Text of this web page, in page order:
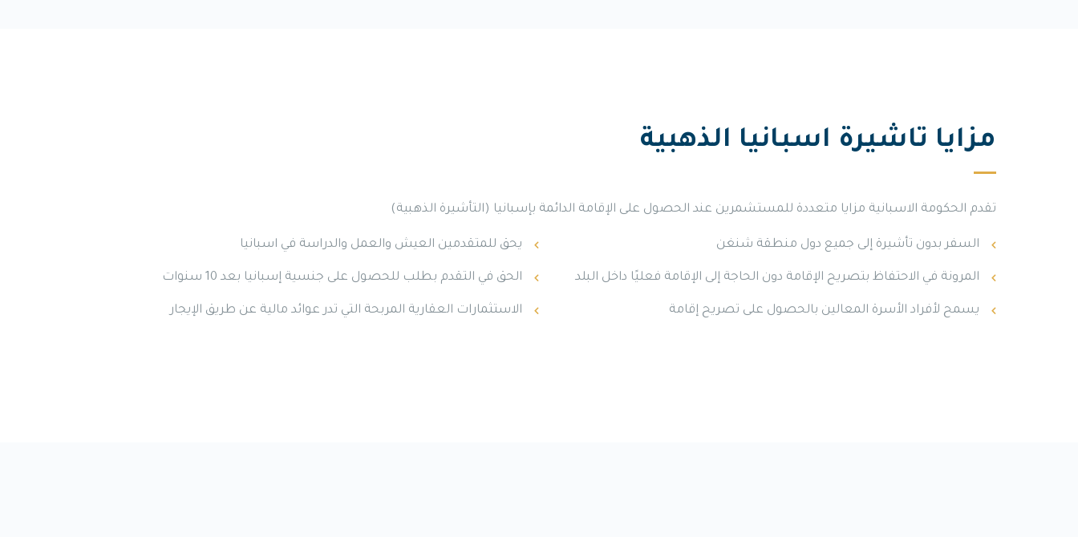
مزايا تاشيرة اسبانيا الذهبية
تقدم الحكومة الاسبانية مزايا متعددة للمستشمرين عند الحصول على الإقامة الدائمة بإسبانيا (التأشيرة الذهبية)
السفر بدون تأشيرة إلى جميع دول منطقة شنغن يحق للمتقدمين العيش والعمل والدراسة في اسبانيا
المرونة في الاحتفاظ بتصريح الإقامة دون الحاجة إلى الإقامة فعليًا داخل البلد الحق في التقدم بطلب للحصول على جنسية إسبانيا بعد 10 سنوات
يسمح لأفراد الأسرة المعالين بالحصول على تصريح إقامة الاستثمارات العقارية المربحة التي تدر عوائد مالية عن طريق الإيجار